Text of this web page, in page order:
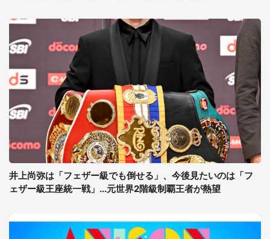
井上尚弥は「フェザー級でも倒せる」、今後見たいのは「フ
ェザー級王座統一戦」...元世界2階級制覇王者が熱望